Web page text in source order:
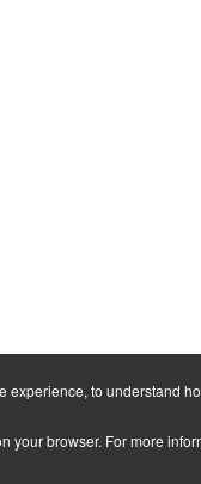
experience, to understand
your browser. For more